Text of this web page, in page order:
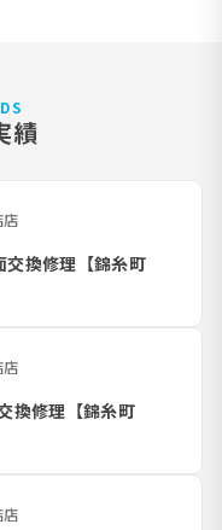
績
店
換修理【錦糸町
店
換修理【錦糸町
店